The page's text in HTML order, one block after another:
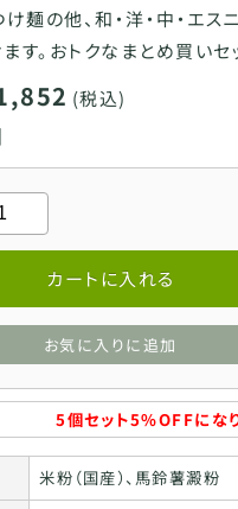
け麺の他、和・洋・中・エ
す。おトクなまとめ買いセ
(税込)
カートに入れる
お気に入りに追加
5個セット5%OFFになり
米粉（国産）、馬鈴薯澱粉